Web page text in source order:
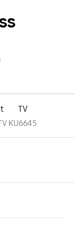
TV
KU6645